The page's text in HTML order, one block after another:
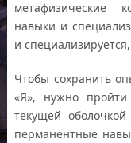
метафизические
навыки и
и
Чтобы сохранить
«Я», нужно пройти
текущей
перманентные